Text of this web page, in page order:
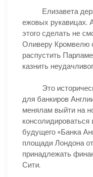
Елизавета
ежовых рукавицах.
этого сделать не
Оливеру Кромвелю
распустить
казнить
Это
для банкиров
менялам выйти на
будущего «Банка
площади Лондона
принадлежать
Сити.